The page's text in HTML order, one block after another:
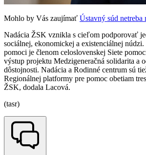
Mohlo by Vás zaujímať Ústavný súd netreba
Nadácia ŽSK vznikla s cieľom podporovať
sociálnej, ekonomickej a existenciálnej
pomoci je členom celoslovenskej Siete
výstup projektu Medzigeneračná solidarita a
dôstojnosti. Nadácia a Rodinné centrum sú
Regionálnej platformy pre pomoc obetiam
ŽSK, dodala Lacová.
(tasr)